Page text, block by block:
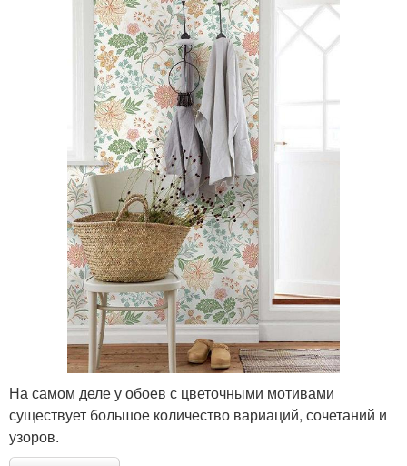
На самом деле у обоев с цветочными мотивами
существует большое количество вариаций, сочетаний и
узоров.